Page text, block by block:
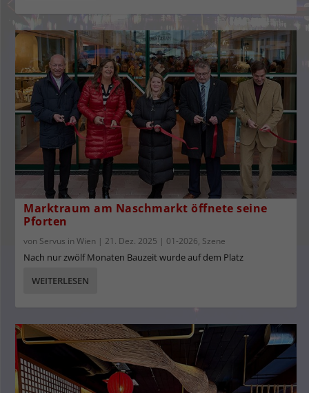
Marktraum am Naschmarkt öffnete seine
Pforten
von Servus in Wien | 21. Dez. 2025 | 01-2026, Szene
Nach nur zwölf Monaten Bauzeit wurde auf dem Platz
WEITERLESEN